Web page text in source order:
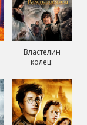
Властелин
колец:
короля (2003)